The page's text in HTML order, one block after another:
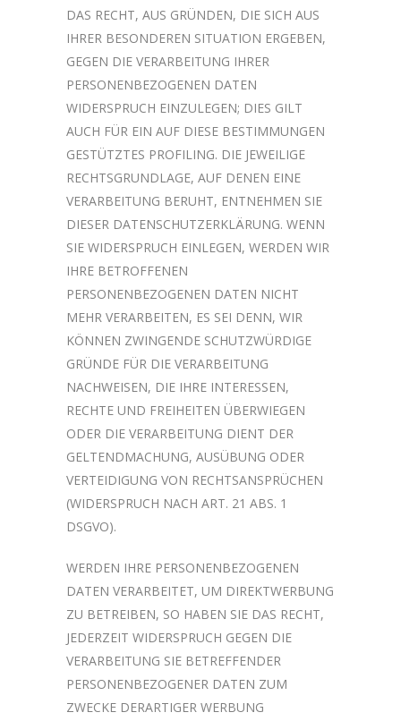
DAS RECHT, AUS GRÜNDEN, DIE SICH AUS
IHRER BESONDEREN SITUATION ERGEBEN,
GEGEN DIE VERARBEITUNG IHRER
PERSONENBEZOGENEN DATEN
WIDERSPRUCH EINZULEGEN; DIES GILT
AUCH FÜR EIN AUF DIESE BESTIMMUNGEN
GESTÜTZTES PROFILING. DIE JEWEILIGE
RECHTSGRUNDLAGE, AUF DENEN EINE
VERARBEITUNG BERUHT, ENTNEHMEN SIE
DIESER DATENSCHUTZERKLÄRUNG. WENN
SIE WIDERSPRUCH EINLEGEN, WERDEN WIR
IHRE BETROFFENEN
PERSONENBEZOGENEN DATEN NICHT
MEHR VERARBEITEN, ES SEI DENN, WIR
KÖNNEN ZWINGENDE SCHUTZWÜRDIGE
GRÜNDE FÜR DIE VERARBEITUNG
NACHWEISEN, DIE IHRE INTERESSEN,
RECHTE UND FREIHEITEN ÜBERWIEGEN
ODER DIE VERARBEITUNG DIENT DER
GELTENDMACHUNG, AUSÜBUNG ODER
VERTEIDIGUNG VON RECHTSANSPRÜCHEN
(WIDERSPRUCH NACH ART. 21 ABS. 1
DSGVO).
WERDEN IHRE PERSONENBEZOGENEN
DATEN VERARBEITET, UM DIREKTWERBUNG
ZU BETREIBEN, SO HABEN SIE DAS RECHT,
JEDERZEIT WIDERSPRUCH GEGEN DIE
VERARBEITUNG SIE BETREFFENDER
PERSONENBEZOGENER DATEN ZUM
ZWECKE DERARTIGER WERBUNG